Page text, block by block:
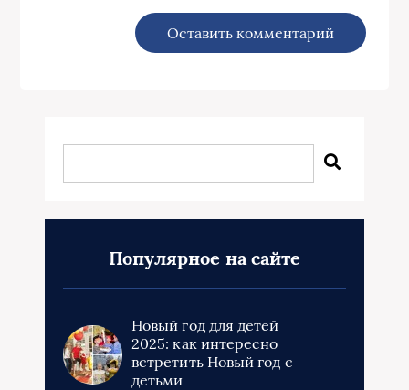
Популярное на сайте
Новый год для детей
2025: как интересно
встретить Новый год с
детьми